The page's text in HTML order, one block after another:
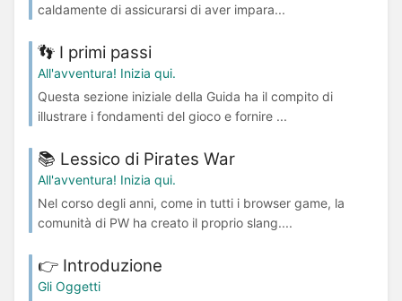
caldamente di assicurarsi di aver impara...
👣 I primi passi
All'avventura! Inizia qui.
Questa sezione iniziale della Guida ha il compito di
illustrare i fondamenti del gioco e fornire ...
📚 Lessico di Pirates War
All'avventura! Inizia qui.
Nel corso degli anni, come in tutti i browser game, la
comunità di PW ha creato il proprio slang....
👉 Introduzione
Gli Oggetti